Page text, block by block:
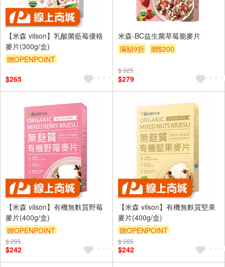
【米森 vilson】乳酸菌藍莓優格
麥片(300g/盒)
贈OPENPOINT
$265
米森-BC益生菌草莓脆麥片
滿額9折
贈$200
$ 325
$279
【米森 vilson】有機無麩質野莓
麥片(400g/盒)
贈OPENPOINT
$ 285
$242
【米森 vilson】有機無麩質堅果
麥片(400g/盒)
贈OPENPOINT
$ 285
$242